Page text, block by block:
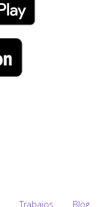
Trabajos Blog